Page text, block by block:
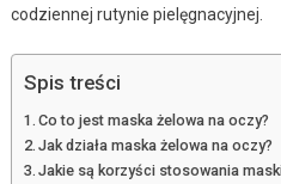
codziennej rutynie pielęgnacyjnej.
Spis treści
Co to jest maska żelowa na oczy?
Jak działa maska żelowa na oczy?
Jakie są korzyści stosowania